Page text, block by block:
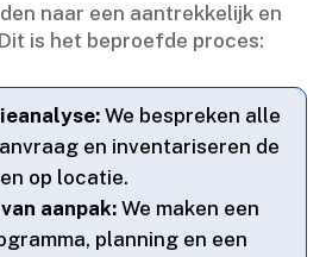
naar een aantrekkelijk en
is het beproefde proces:
We bespreken alle
en inventariseren de
op locatie.​
aanpak:We maken een
planning en een